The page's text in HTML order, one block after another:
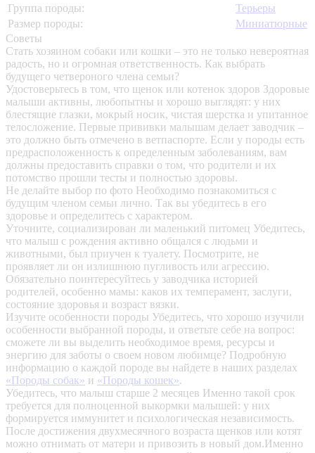
Группа породы:
Терьеры
Размер породы:
Миниатюрные
Советы
Стать хозяином собаки или кошки – это не только невероятная
радость, но и огромная ответственность. Как выбрать
будущего четвероного члена семьи?
Удостоверьтесь в том, что щенок или котенок здоров Здоровые
малыши активны, любопытны и хорошо выглядят: у них
блестящие глазки, мокрый носик, чистая шерстка и упитанное
телосложение. Первые прививки малышам делает заводчик –
это должно быть отмечено в ветпаспорте. Если у породы есть
предрасположенность к определенным заболеваниям, вам
должны предоставить справки о том, что родители и их
потомство прошли тесты и полностью здоровы.
Не делайте выбор по фото Необходимо познакомиться с
будущим членом семьи лично. Так вы убедитесь в его
здоровье и определитесь с характером.
Уточните, социализирован ли маленький питомец Убедитесь,
что малыш с рождения активно общался с людьми и
животными, был приучен к туалету. Посмотрите, не
проявляет ли он излишнюю пугливость или агрессию.
Обязательно поинтересуйтесь у заводчика историей
родителей, особенно мамы: каков их темперамент, заслуги,
состояние здоровья и возраст вязки.
Изучите особенности породы Убедитесь, что хорошо изучили
особенности выбранной породы, и ответьте себе на вопрос:
сможете ли вы выделить необходимое время, ресурсы и
энергию для заботы о своем новом любимце? Подробную
информацию о каждой породе вы найдете в наших разделах
«Породы собак» и «Породы кошек».
Убедитесь, что малыш старше 2 месяцев Именно такой срок
требуется для полноценной выкормки малышей: у них
формируется иммунитет и психологическая независимость.
После достижения двухмесячного возраста щенков или котят
можно отнимать от матери и привозить в новый дом.Именно